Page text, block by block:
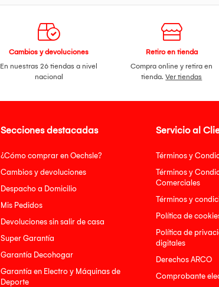
Cambios y devoluciones
En nuestras 26 tiendas a nivel
nacional
Retiro en tienda
Compra online y retira en
tienda.Ver tiendas
Secciones destacadas
¿Cómo comprar en Oechsle?
Cambios y devoluciones
Despacho a Domicilio
Mis Pedidos
Devoluciones sin salir de casa
Super Garantía
Garantía Decohogar
Garantía en Electro y Máquinas de
Deporte
Servicio al
Términos y
Términos y
Comerciales
Términos y
Política de
Política de
digitales
Derechos ARCO
Comprobante